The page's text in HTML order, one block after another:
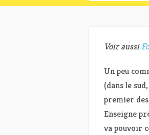
Voir aussi
Un peu
(dans le
premier des
Enseigne
va pouvoir